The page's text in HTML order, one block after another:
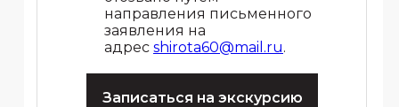
направления письменного
заявления на
адрес shirota60@mail.ru.
Записаться на экскурсию